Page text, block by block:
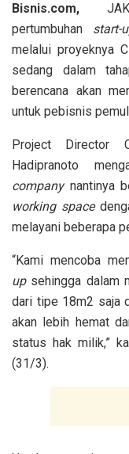
Bisnis.com,
pertumbuhan start-
melalui proyeknya
sedang dalam
berencana akan
untuk pebisnis
Project Director
Hadipranoto
company nantinya
working space
melayani beberapa
“Kami mencoba
upsehingga dalam
dari tipe 18m2 saja
akan lebih hemat
status hak milik,”
(31/3).